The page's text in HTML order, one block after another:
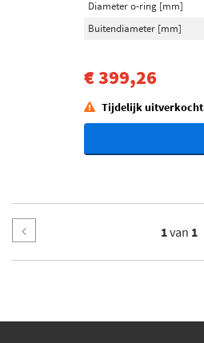
Diameter o-ring [mm]
Buitendiameter [mm]
€ 399,26
Tijdelijk uitverkocht
1van 1